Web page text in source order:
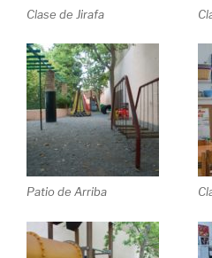
Clase de Jirafa
Patio de Arriba